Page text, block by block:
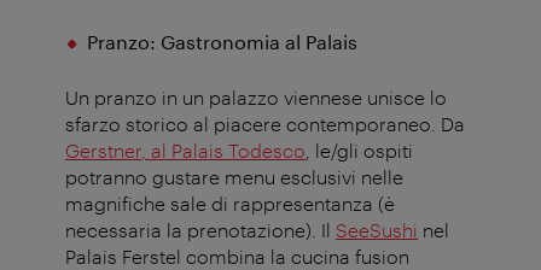
Pranzo: Gastronomia al Palais
Un pranzo in un palazzo viennese unisce lo
sfarzo storico al piacere contemporaneo. Da
Gerstner , al Palais Todesco , le/gli ospiti
potranno gustare menu esclusivi nelle
magnifiche sale di rappresentanza (è
necessaria la prenotazione). Il SeeSushi nel
Palais Ferstel combina la cucina fusion